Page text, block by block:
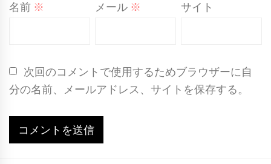
名前 ※ メール ※ サイト
次回のコメントで使用するためブラウザーに自
分の名前、メールアドレス、サイトを保存する。